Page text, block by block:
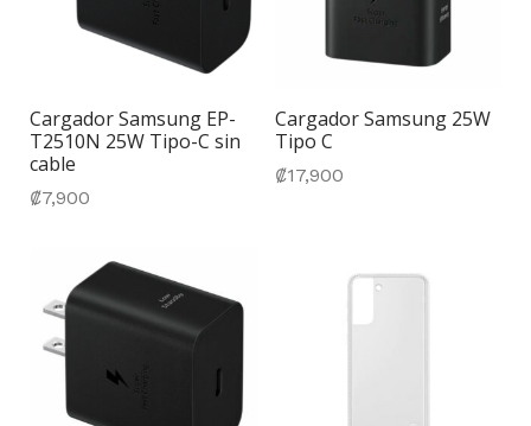
Cargador Samsung EP-
T2510N 25W Tipo-C sin
cable
₡7,900
Cargador Samsung 25W
Tipo C
₡17,900